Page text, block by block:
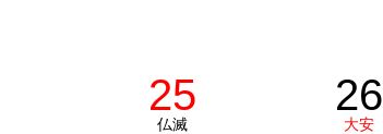
25
仏滅
26
大安